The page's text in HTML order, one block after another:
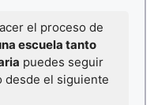
el proceso de
escuela tanto
puedes seguir
desde el siguiente